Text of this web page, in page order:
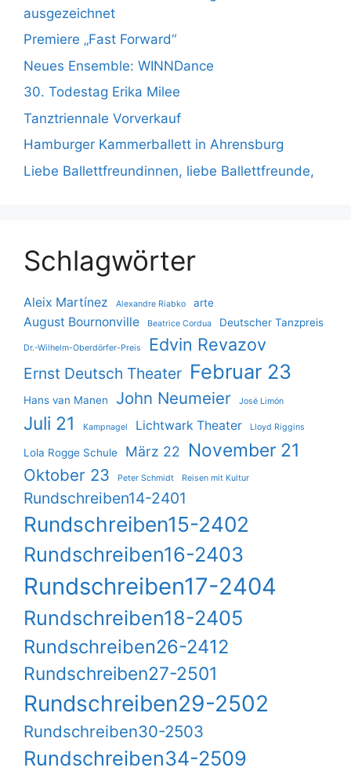
ausgezeichnet
Premiere „Fast Forward“
Neues Ensemble: WINNDance
30. Todestag Erika Milee
Tanztriennale Vorverkauf
Hamburger Kammerballett in Ahrensburg
Liebe Ballettfreundinnen, liebe Ballettfreunde,
Schlagwörter
Aleix Martínez Alexandre Riabko arte
August Bournonville Beatrice Cordua Deutscher Tanzpreis
Dr.-Wilhelm-Oberdörfer-Preis Edvin Revazov
Ernst Deutsch Theater Februar 23
Hans van Manen John Neumeier José Limón
Juli 21 Kampnagel Lichtwark Theater Lloyd Riggins
Lola Rogge Schule März 22 November 21
Oktober 23 Peter Schmidt Reisen mit Kultur
Rundschreiben14-2401
Rundschreiben15-2402
Rundschreiben16-2403
Rundschreiben17-2404
Rundschreiben18-2405
Rundschreiben26-2412
Rundschreiben27-2501
Rundschreiben29-2502
Rundschreiben30-2503
Rundschreiben34-2509